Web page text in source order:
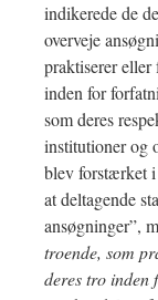
indikerede de
overveje
praktiserer eller
inden for
som deres
institutioner og
blev forstærket
at deltagende
ansøgninger”,
troende, som
deres tro